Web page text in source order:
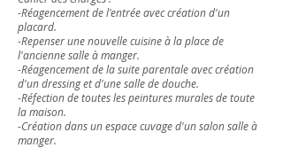
-Réagencement de l'entrée avec création d'un
placard.
-Repenser une nouvelle cuisine à la place de
l'ancienne salle à manger.
-Réagencement de la suite parentale avec création
d'un dressing et d'une salle de douche.
-Réfection de toutes les peintures murales de toute
la maison.
-Création dans un espace cuvage d'un salon salle à
manger.